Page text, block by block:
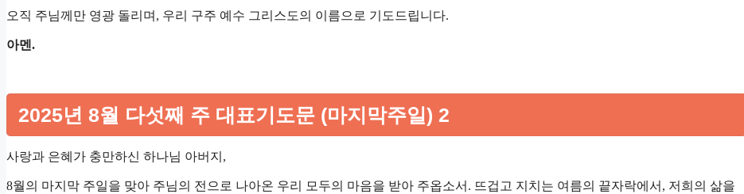
오직 주님께만 영광 돌리며, 우리 구주 예수 그리스도의 이름으로 기도드립니다.
아멘.
2025년 8월 다섯째 주 대표기도문 (마지막주일) 2
사랑과 은혜가 충만하신 하나님 아버지,
8월의 마지막 주일을 맞아 주님의 전으로 나아온 우리 모두의 마음을 받아 주옵소서. 뜨겁고 지치는 여름의 끝자락에서, 저희의 삶을